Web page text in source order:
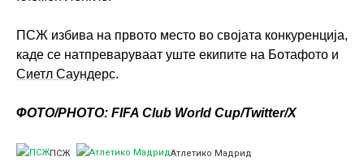
ПСЖ избива на првото место во својата конкуренција,
каде се натпреваруваат уште екипите на Ботафото и
Сиетл Саундерс.
ФОТО/PHOTO: FIFA Club World Cup/Twitter/X
ПСЖ Атлетико Мадрид